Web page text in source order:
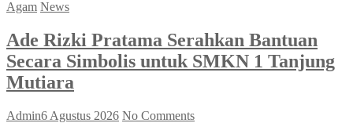
Agam News
Ade Rizki Pratama Serahkan Bantuan
Secara Simbolis untuk SMKN 1 Tanjung
Mutiara
Admin6 Agustus 2026 No Comments